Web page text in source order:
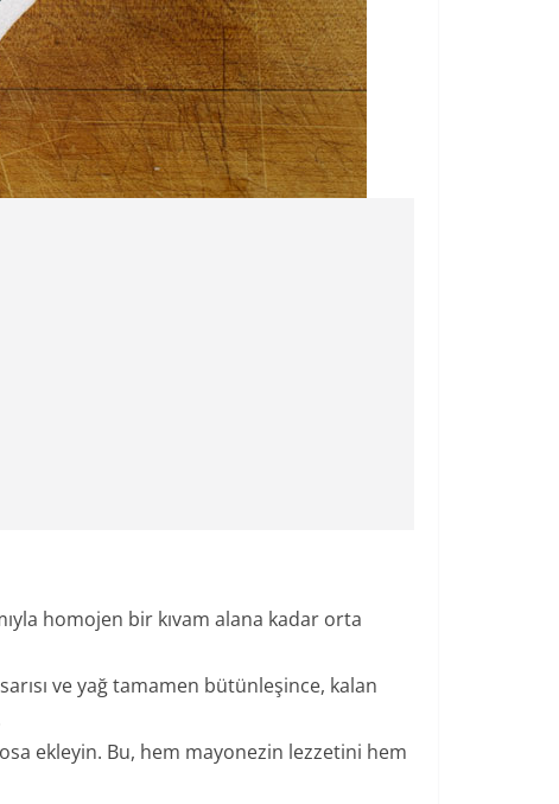
homojen bir kıvam alana kadar orta
ve yağ tamamen bütünleşince, kalan
ekleyin. Bu, hem mayonezin lezzetini hem